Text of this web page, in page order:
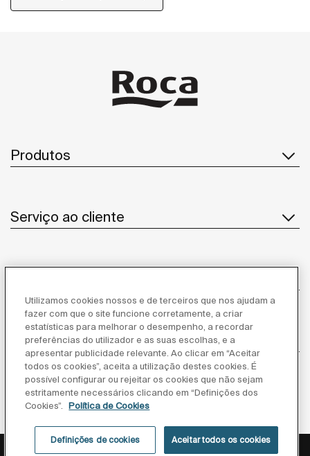
silenciosas.
Produtos
Serviço ao cliente
Inspiração
Siga-nos
Política de privacidade
Utilizamos cookies nossos e de terceiros que nos ajudam a
fazer com que o site funcione corretamente, a criar
estatísticas para melhorar o desempenho, a recordar
preferências do utilizador e as suas escolhas, e a
apresentar publicidade relevante. Ao clicar em “Aceitar
todos os cookies”, aceita a utilização destes cookies. É
possível configurar ou rejeitar os cookies que não sejam
estritamente necessários clicando em “Definições dos
Cookies”.
Política de Cookies
Definições de cookies Aceitar todos os cookies